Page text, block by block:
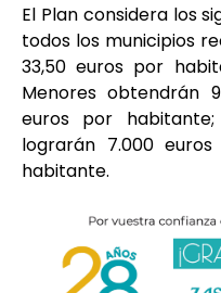
El Plan considera los
todos los municipios
33,50 euros por
Menores obtendrán
euros por
lograrán 7.000
habitante.